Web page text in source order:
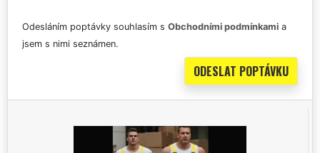
Odesláním poptávky souhlasím s Obchodními podmínkami a
jsem s nimi seznámen.